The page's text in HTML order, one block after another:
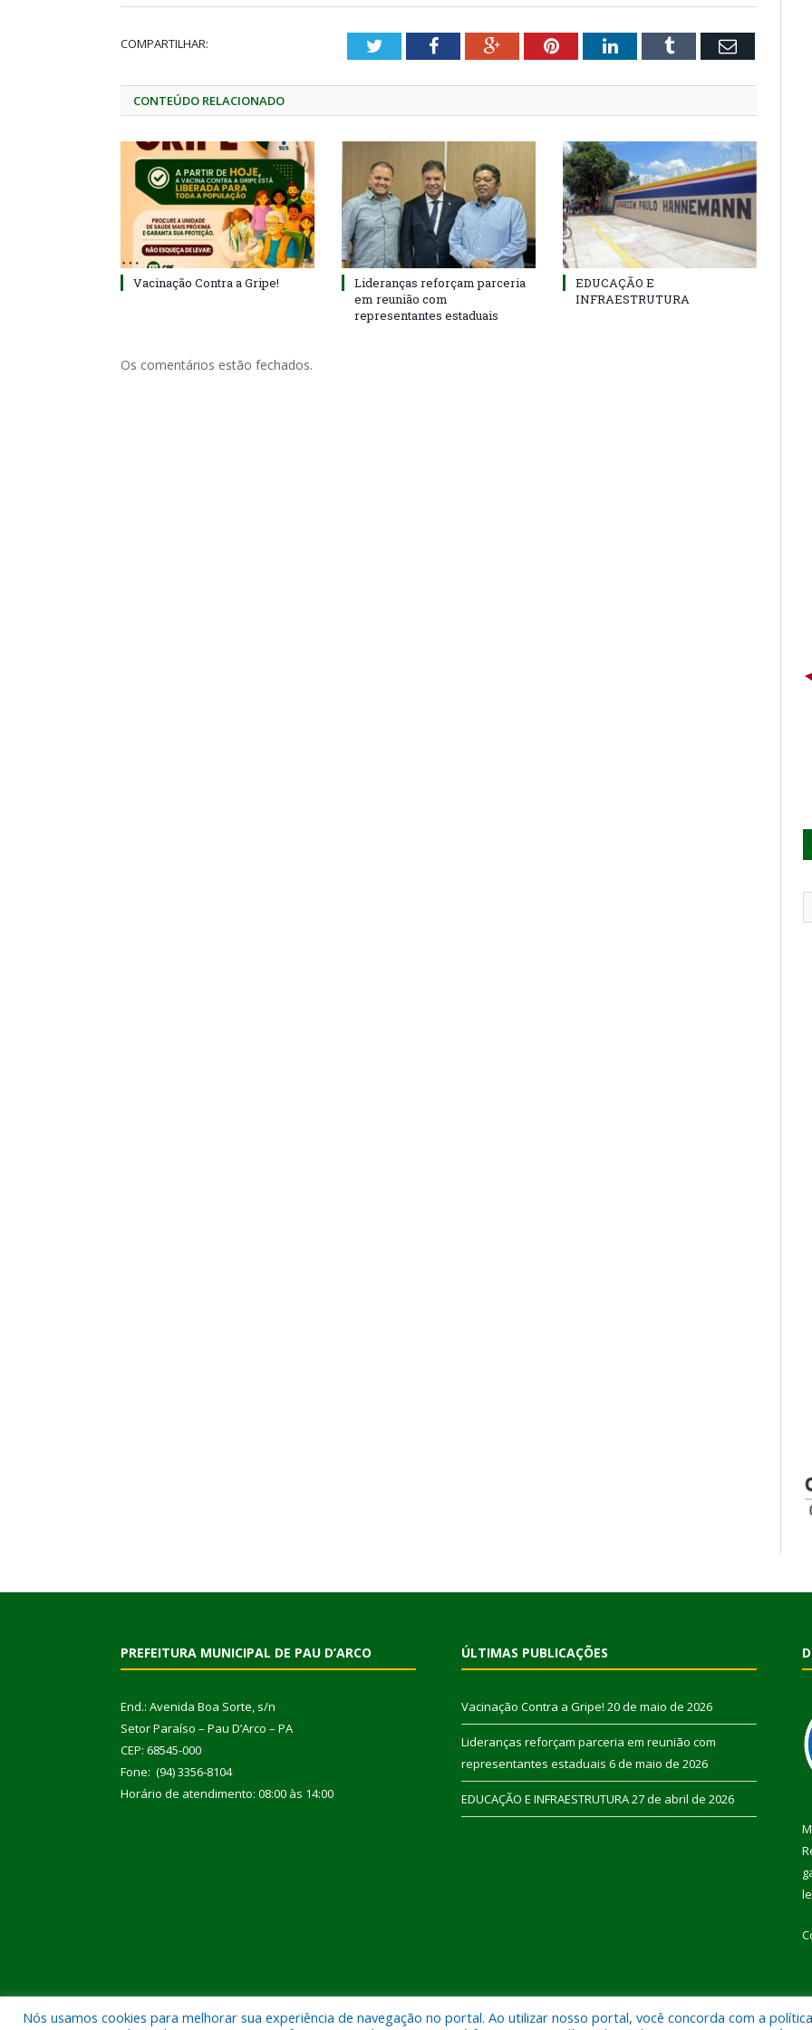
COMPARTILHAR: TwitterFacebookGoogle+PinterestLinkedInTumblr Email
CONTEÚDO RELACIONADO
Vacinação Contra a Gripe!
Lideranças reforçam parceria
em reunião com
representantes estaduais
EDUCAÇÃO E
INFRAESTRUTURA
Os comentários estão fechados.
PREFEITURA MUNICIPAL DE PAU D’ARCO
End.: Avenida Boa Sorte, s/n
Setor Paraíso – Pau D’Arco – PA
CEP: 68545-000
Fone: (94) 3356-8104
Horário de atendimento: 08:00 às 14:00
ÚLTIMAS PUBLICAÇÕES
Vacinação Contra a Gripe! 20 de maio de 2026
Lideranças reforçam parceria em reunião com
representantes estaduais 6 de maio de 2026
EDUCAÇÃO E INFRAESTRUTURA27 de abril de 2026
Nós usamos cookies para melhorar sua experiência de navegação no portal. Ao utilizar nosso portal, você concorda com a